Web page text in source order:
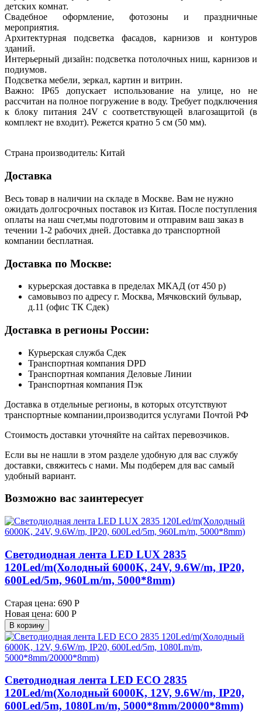
детских комнат.
Свадебное оформление, фотозоны и праздничные
мероприятия.
Архитектурная подсветка фасадов, карнизов и контуров
зданий.
Интерьерный дизайн: подсветка потолочных ниш, карнизов и
подиумов.
Подсветка мебели, зеркал, картин и витрин.
Важно: IP65 допускает использование на улице, но не
рассчитан на полное погружение в воду. Требует подключения
к блоку питания 24V с соответствующей влагозащитой (в
комплект не входит). Режется кратно 5 см (50 мм).
Страна производитель: Китай
Доставка
Весь товар в наличии на складе в Москве. Вам не нужно
ожидать долгосрочных поставок из Китая. После поступления
оплаты на наш счет,мы подготовим и отправим ваш заказ в
течении 1-2 рабочих дней. Доставка до транспортной
компании бесплатная.
Доставка по Москве:
курьерская доставка в пределах МКАД (от 450 р)
самовывоз по адресу г. Москва, Мячковский бульвар,
д.11 (офис ТК Сдек)
Доставка в регионы России:
Курьерская служба Сдек
Транспортная компания DPD
Транспортная компания Деловые Линии
Транспортная компания Пэк
Доставка в отдельные регионы, в которых отсутствуют
транспортные компании,производится услугами Почтой РФ
Стоимость доставки уточняйте на сайтах перевозчиков.
Если вы не нашли в этом разделе удобную для вас службу
доставки, свяжитесь с нами. Мы подберем для вас самый
удобный вариант.
Возможно вас заинтересует
Светодиодная лента LED LUX 2835
120Led/m(Холодный 6000K, 24V, 9.6W/m, IP20,
600Led/5m, 960Lm/m, 5000*8mm)
Старая цена: 690 Р
Новая цена: 600 Р
В корзину
Светодиодная лента LED ECO 2835
120Led/m(Холодный 6000K, 12V, 9.6W/m, IP20,
600Led/5m, 1080Lm/m, 5000*8mm/20000*8mm)